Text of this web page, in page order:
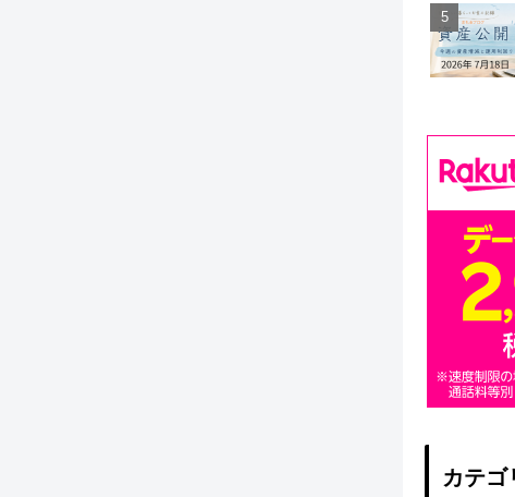
カテゴ